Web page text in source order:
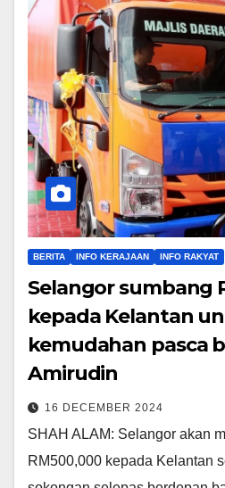
BERITA INFO KERAJAAN INFO RAKYAT
Selangor sumbang
kepada Kelantan
kemudahan pasca
Amirudin
16 DECEMBER 2024
SHAH ALAM: Selangor akan
RM500,000 kepada Kelantan